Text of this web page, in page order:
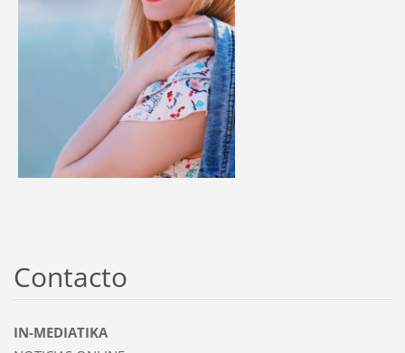
Contacto
IN-MEDIATIKA